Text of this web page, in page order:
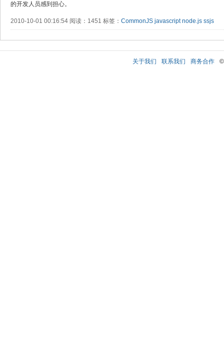
的开发人员感到担心。
2010-10-01 00:16:54 阅读：1451 标签： CommonJS javascript node.js ssjs
关于我们 联系我们 商务合作